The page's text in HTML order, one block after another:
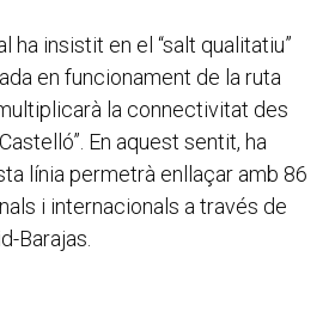
ha insistit en el “salt qualitatiu”
en funcionament de la ruta
la connectivitat des
En aquest sentit, ha
línia permetrà enllaçar amb 86
i internacionals a través de
Barajas.